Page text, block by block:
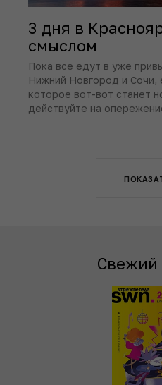
3 дня в
смыслом
Пока все едут в уже
Нижний Новгород и Сочи,
которое вот-вот станет
действуйте на
Свежий